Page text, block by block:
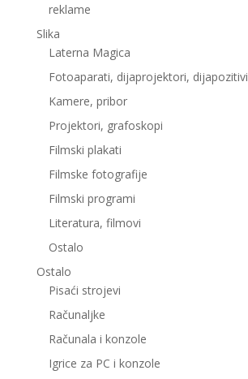
reklame
Slika
Laterna Magica
Fotoaparati, dijaprojektori, dijapozitivi
Kamere, pribor
Projektori, grafoskopi
Filmski plakati
Filmske fotografije
Filmski programi
Literatura, filmovi
Ostalo
Ostalo
Pisaći strojevi
Računaljke
Računala i konzole
Igrice za PC i konzole